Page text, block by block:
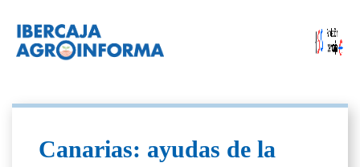
Canarias: ayudas de la